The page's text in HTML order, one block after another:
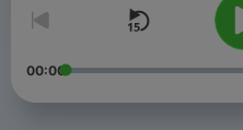
00:00